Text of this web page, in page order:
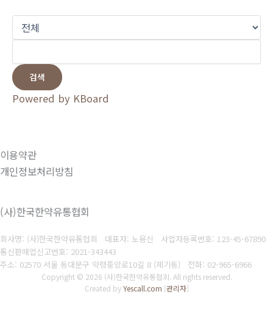
검색
Powered by KBoard
이용약관
개인정보처리방침
(사)한국한약유통협회
회사명: (사)한국한약유통협회 대표자: 노용신 사업자등록번호: 123-45-67890
통신판매업신고번호: 2021-343443
주소: 02570 서울 동대문구 약령중앙로10길 8 (제기동) 전화: 02-965-6966
Copyright © 2026 (사)한국한약유통협회. All rights reserved.
Created byYescall.com [관리자]